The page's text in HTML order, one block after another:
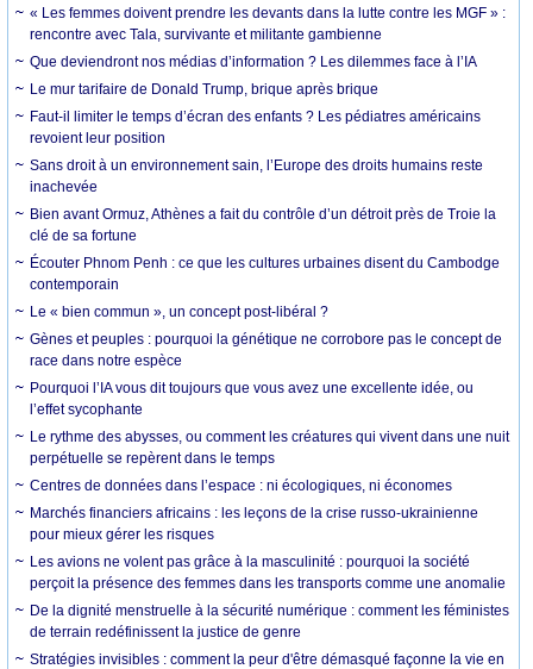
« Les femmes doivent prendre les devants dans la lutte contre les MGF » :
rencontre avec Tala, survivante et militante gambienne
Que deviendront nos médias d’information ? Les dilemmes face à l’IA
Le mur tarifaire de Donald Trump, brique après brique
Faut-il limiter le temps d’écran des enfants ? Les pédiatres américains
revoient leur position
Sans droit à un environnement sain, l’Europe des droits humains reste
inachevée
Bien avant Ormuz, Athènes a fait du contrôle d’un détroit près de Troie la
clé de sa fortune
Écouter Phnom Penh : ce que les cultures urbaines disent du Cambodge
contemporain
Le « bien commun », un concept post-libéral ?
Gènes et peuples : pourquoi la génétique ne corrobore pas le concept de
race dans notre espèce
Pourquoi l’IA vous dit toujours que vous avez une excellente idée, ou
l’effet sycophante
Le rythme des abysses, ou comment les créatures qui vivent dans une nuit
perpétuelle se repèrent dans le temps
Centres de données dans l’espace : ni écologiques, ni économes
Marchés financiers africains : les leçons de la crise russo-ukrainienne
pour mieux gérer les risques
Les avions ne volent pas grâce à la masculinité : pourquoi la société
perçoit la présence des femmes dans les transports comme une anomalie
De la dignité menstruelle à la sécurité numérique : comment les féministes
de terrain redéfinissent la justice de genre
Stratégies invisibles : comment la peur d'être démasqué façonne la vie en